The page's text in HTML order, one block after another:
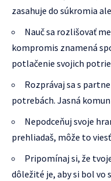
zasahuje do súkromia
Nauč sa rozlišovať
kompromis znamená
potlačenie svojich
Rozprávaj sa s
potrebách. Jasná
Nepodceňuj svoje
prehliadaš, môže to
Pripomínaj si, že
dôležité je, aby si bol vo